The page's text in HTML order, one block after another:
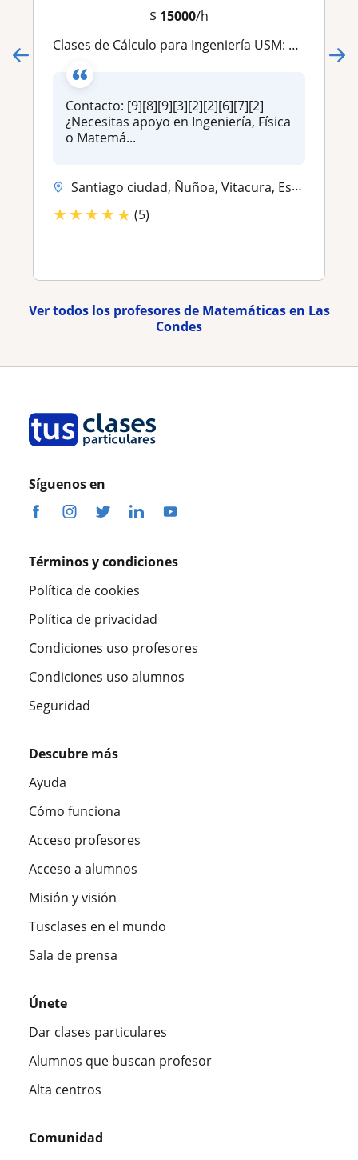
$ 15000/h
Clases de Cálculo para Ingeniería USM: Exprofesor Cpech, Exayudante USM y Entrenador Académico de Estudiantes
Contacto: [9][8][9][3][2][2][6][7][2]
¿Necesitas apoyo en Ingeniería, Física
o Matemá...
Santiago ciudad, Ñuñoa, Vitacura, Estacion Central, La Reina, Providen...
★★★★★ (5)
Ver todos los profesores de Matemáticas en Las
Condes
Síguenos en
Términos y condiciones
Política de cookies
Política de privacidad
Condiciones uso profesores
Condiciones uso alumnos
Seguridad
Descubre más
Ayuda
Cómo funciona
Acceso profesores
Acceso a alumnos
Misión y visión
Tusclases en el mundo
Sala de prensa
Únete
Dar clases particulares
Alumnos que buscan profesor
Alta centros
Comunidad